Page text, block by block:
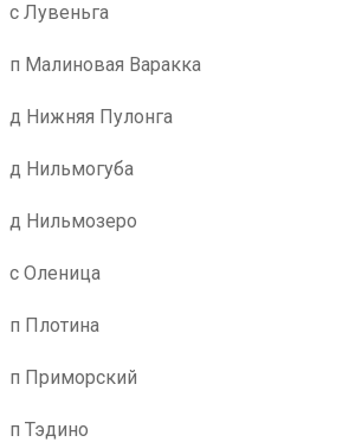
с Лувеньга
п Малиновая Варакка
д Нижняя Пулонга
д Нильмогуба
д Нильмозеро
с Оленица
п Плотина
п Приморский
п Тэдино